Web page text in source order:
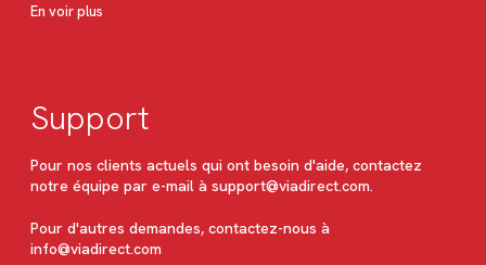
En voir plus
Support
Pour nos clients actuels qui ont besoin d'aide, contactez
notre équipe par e-mail à support@viadirect.com.
Pour d'autres demandes, contactez-nous à
info@viadirect.com